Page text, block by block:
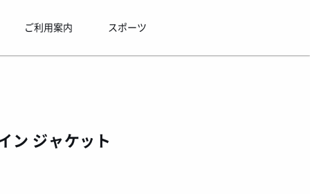
ご利用案内 スポーツ
ン ジャケット